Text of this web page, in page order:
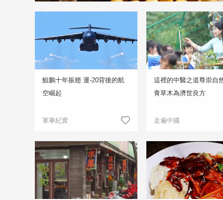
鯤鵬十年振翅 運-20背後的航
空崛起
軍事紀實
這裡的中醫之道尊崇自
青草木為濟世良方
走遍中國